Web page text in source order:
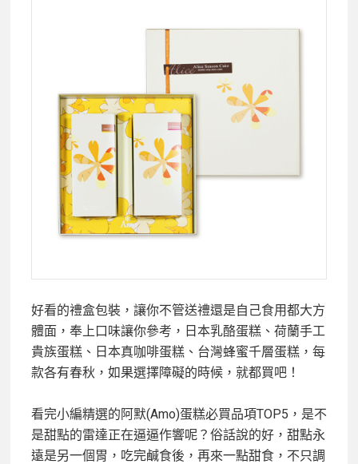
好看的禮盒包裝，讓你不管送禮還是自己食用都大方
體面，奉上口味讓你參考，日本乳酪蛋糕、荷蘭手工
貴族蛋糕、日本真咖啡蛋糕、台灣蜂蜜千層蛋糕，每
款各有春秋，如果選擇障礙的時候，就都買吧！
看完小編精選的阿默(Amo)蛋糕必買品項TOP5，是不
是甜點的雷達正在逼逼作響呢？俗話說的好，甜點永
遠是另一個胃，吃完鹹食後，再來一點甜食，不只調